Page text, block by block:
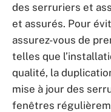
des serruriers et
et assurés. Pour
assurez-vous de
telles que
qualité, la
mise à jour des
fenêtres